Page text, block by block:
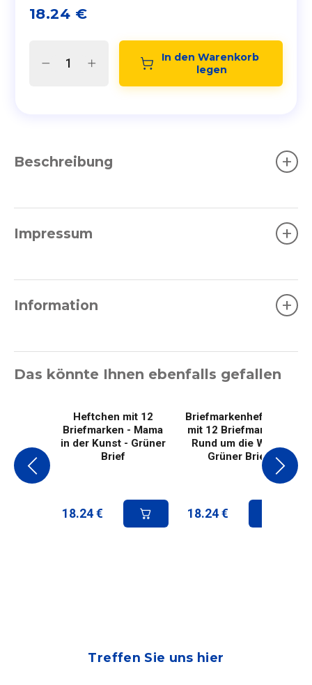
18.24 €
In den Warenkorb
legen
Beschreibung +
Impressum +
Information +
Das könnte Ihnen ebenfalls gefallen
Heftchen mit 12
Briefmarken - Mama
in der Kunst - Grüner
Brief
18.24 €
Briefmarkenheftchen
mit 12 Briefmarken -
Rund um die Welt -
Grüner Brief
18.24 €
Treffen Sie uns hier